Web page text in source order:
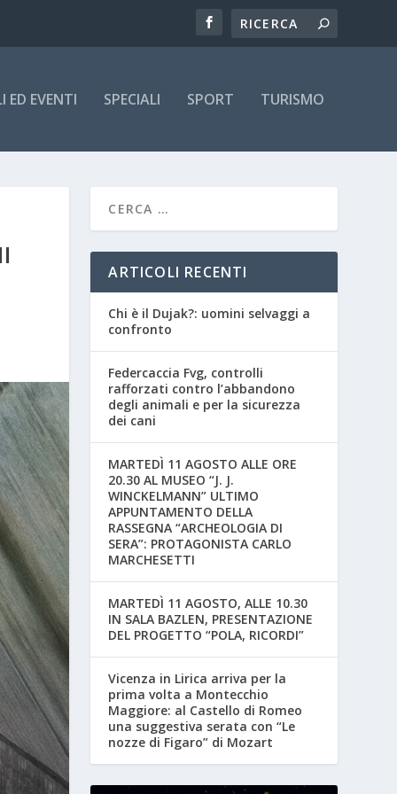
ED EVENTI SPECIALI SPORT TURISMO
ARTICOLI RECENTI
Chi è il Dujak?: uomini selvaggi a
confronto
Federcaccia Fvg, controlli
rafforzati contro l’abbandono
degli animali e per la sicurezza
dei cani
MARTEDÌ 11 AGOSTO ALLE ORE
20.30 AL MUSEO “J. J.
WINCKELMANN” ULTIMO
APPUNTAMENTO DELLA
RASSEGNA “ARCHEOLOGIA DI
SERA”: PROTAGONISTA CARLO
MARCHESETTI
MARTEDÌ 11 AGOSTO, ALLE 10.30
IN SALA BAZLEN, PRESENTAZIONE
DEL PROGETTO “POLA, RICORDI”
Vicenza in Lirica arriva per la
prima volta a Montecchio
Maggiore: al Castello di Romeo
una suggestiva serata con “Le
nozze di Figaro” di Mozart